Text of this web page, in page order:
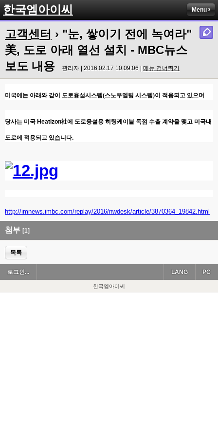
한국엠아이씨 Menu
고객센터 › "눈, 쌓이기 전에 녹여라"
美, 도로 아래 열선 설치 - MBC뉴스
보도 내용
관리자 | 2016.02.17 10:09:06 | 메뉴 건너뛰기
미국에는 아래와 같이 도로융설시스템(스노우멜팅 시스템)이 적용되고 있으며
당사는 미국 Heatizon社에 도로융설용 히팅케이블 독점 수출 계약을 맺고 미국내
도로에 적용되고 있습니다.
http://imnews.imbc.com/replay/2016/nwdesk/article/3870364_19842.html
첨부 [1]
목록
로그인... PC
LANG
한국엠아이씨